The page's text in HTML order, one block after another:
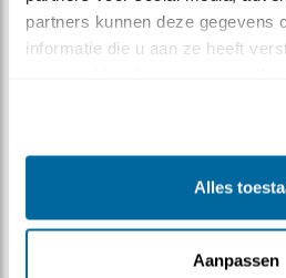
partners kunnen deze gegevens
informatie die u aan ze heeft
Alles
Aanpassen
ook geen succes worden, dus
belangrijk. Ook als het op
kunt dan keurig al het gif
wespen en ga zo maar door;
een portie gif bij een verre
het ook niet heel lang goed.